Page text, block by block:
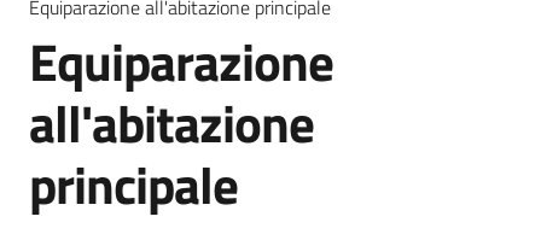
Amministrazione
Novità
Servizi
Menu selezionato
Vivere
Equiparazione all'abitazione principale
Equiparazione
all'abitazione
principale